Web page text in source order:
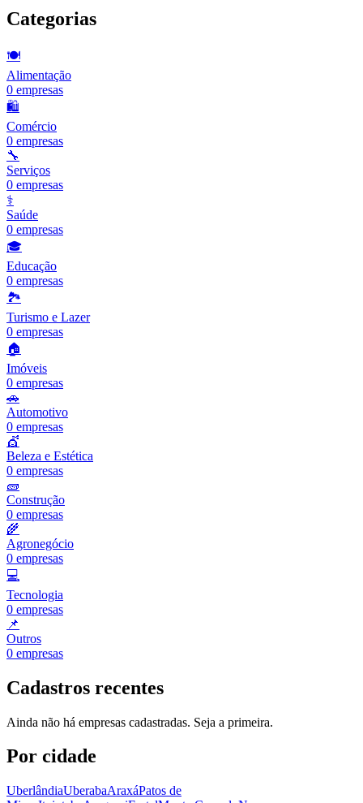
Categorias
🍽️
Alimentação
0 empresas
🛍️
Comércio
0 empresas
🔧
Serviços
0 empresas
⚕️
Saúde
0 empresas
🎓
Educação
0 empresas
🏞️
Turismo e Lazer
0 empresas
🏠
Imóveis
0 empresas
🚗
Automotivo
0 empresas
💇
Beleza e Estética
0 empresas
🧱
Construção
0 empresas
🌾
Agronegócio
0 empresas
💻
Tecnologia
0 empresas
📌
Outros
0 empresas
Cadastros recentes
Ainda não há empresas cadastradas. Seja a primeira.
Por cidade
UberlândiaUberabaAraxáPatos de